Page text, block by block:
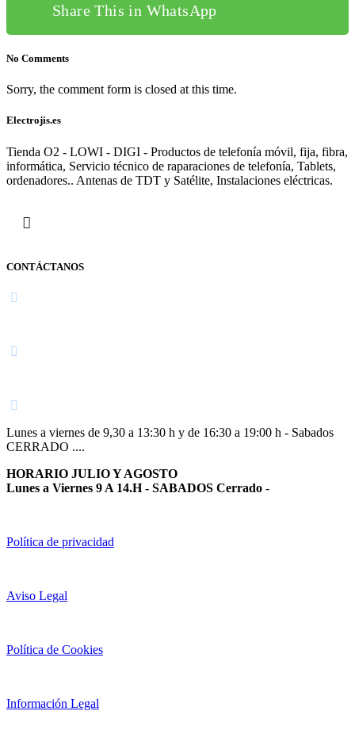
Share This in WhatsApp
No Comments
Sorry, the comment form is closed at this time.
Electrojis.es
Tienda O2 - LOWI - DIGI - Productos de telefonía móvil, fija, fibra,
informática, Servicio técnico de raparaciones de telefonía, Tablets,
ordenadores.. Antenas de TDT y Satélite, Instalaciones eléctricas.
CONTÁCTANOS
Lunes a viernes de 9,30 a 13:30 h y de 16:30 a 19:00 h - Sabados
CERRADO ....
HORARIO JULIO Y AGOSTO
Lunes a Viernes 9 A 14.H - SABADOS Cerrado -
Política de privacidad
Aviso Legal
Política de Cookies
Información Legal